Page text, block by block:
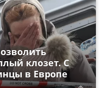
клозет. С
в Европе